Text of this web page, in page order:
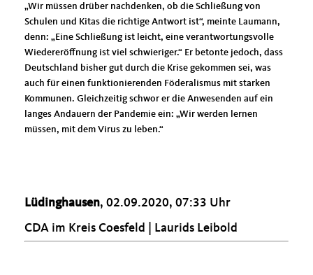
Wir müssen drüber nachdenken, ob die Schließung von
Schulen und Kitas die richtige Antwort ist“, meinte Laumann,
denn: „Eine Schließung ist leicht, eine verantwortungsvolle
Wiedereröffnung ist viel schwieriger.“ Er betonte jedoch, dass
Deutschland bisher gut durch die Krise gekommen sei, was
auch für einen funktionierenden Föderalismus mit starken
Kommunen. Gleichzeitig schwor er die Anwesenden auf ein
langes Andauern der Pandemie ein: „Wir werden lernen
müssen, mit dem Virus zu leben.“
Lüdinghausen, 02.09.2020, 07:33 Uhr
CDA im Kreis Coesfeld | Laurids Leibold